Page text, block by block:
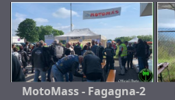
MotoMass - Fagagna-2